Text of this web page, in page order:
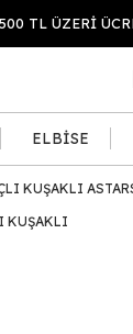
TL ÜZERİ
ELBİSE
KUŞAKLI